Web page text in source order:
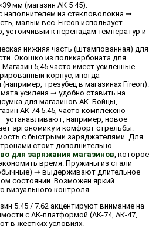
мм (магазин АК 5 45).
наполнителем из стекловолокна ➞
малый вес. Fireon использует
устойчивый к перепадам температур и
нижняя часть (штампованная) для
Окошко из поликарбоната для
5,45 часто имеет усиленные
корпус, иногда
трезубец в магазинах Fireon).
усилена ➞ удобно ставить на
для магазинов АК. Бойцы,
АК 74 5.45, часто комплексно
устанавливают, например, новое
эргономику и комфорт стрельбы.
с быстрыми заряджателями. Для
стоит дополнительно
для заряжания магазинов, которое
время. Пружины из стали
➞ выдерживают длительное
состоянии. Возможен яркий
визуального контроля.
5.45 / 7.62 акцентируют внимание на
с АК-платформой (АК-74, АК-47,
в жёстких условиях.